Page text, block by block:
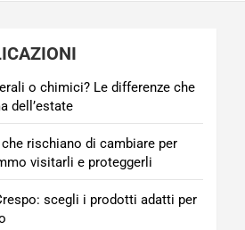
o chimici? Le differenze che
dell’estate
rischiano di cambiare per
visitarli e proteggerli
scegli i prodotti adatti per